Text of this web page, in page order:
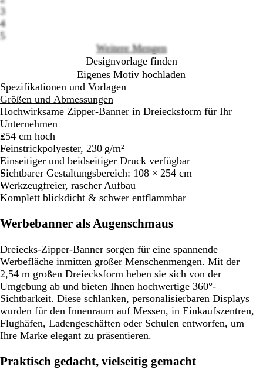
3
4
5
Weitere Mengen
Designvorlage finden
Eigenes Motiv hochladen
Spezifikationen und Vorlagen
Größen und Abmessungen
Hochwirksame Zipper-Banner in Dreiecksform für Ihr
Unternehmen
254 cm hoch
Feinstrickpolyester, 230 g/m²
Einseitiger und beidseitiger Druck verfügbar
Sichtbarer Gestaltungsbereich: 108 × 254 cm
Werkzeugfreier, rascher Aufbau
Komplett blickdicht & schwer entflammbar
Werbebanner als Augenschmaus
Dreiecks-Zipper-Banner sorgen für eine spannende
Werbefläche inmitten großer Menschenmengen. Mit der
2,54 m großen Dreiecksform heben sie sich von der
Umgebung ab und bieten Ihnen hochwertige 360°-
Sichtbarkeit. Diese schlanken, personalisierbaren Displays
wurden für den Innenraum auf Messen, in Einkaufszentren,
Flughäfen, Ladengeschäften oder Schulen entworfen, um
Ihre Marke elegant zu präsentieren.
Praktisch gedacht, vielseitig gemacht